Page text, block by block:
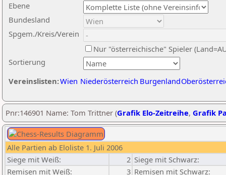
Ebene
Sortierung
Bundesland
Spgem./Kreis/Verein
Nur "österreichische" Spieler
Vereinslisten:Wien Niederösterreich Burgenland
Pnr:146901 Name: Tom Trittner (Grafik Elo-Zeitreihe, Grafik
Alle Partien ab Eloliste 1. Juli 2006
Siege mit Weiß:
2 Siege mit Schwarz:
Remisen mit Weiß:
3 Remisen mit Schwarz: